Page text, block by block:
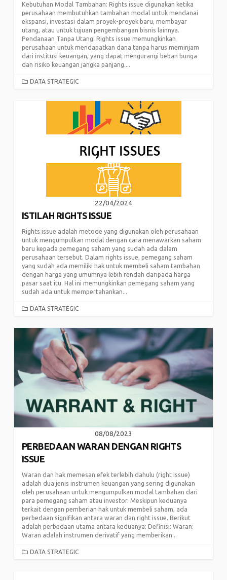
Kebutuhan Modal Tambahan: Rights issue digunakan ketika
perusahaan membutuhkan tambahan modal untuk mendanai
ekspansi, investasi dalam proyek-proyek baru, membayar
utang, atau untuk tujuan pengembangan bisnis lainnya.
Pendanaan Tanpa Utang: Rights issue memungkinkan
perusahaan untuk mendapatkan dana tanpa harus meminjam
dari institusi keuangan, yang dapat mengurangi beban bunga
dan risiko keuangan jangka panjang....
CATEGORIES
DATA STRATEGIC
22/04/2024
ISTILAH RIGHTS ISSUE
Rights issue adalah metode yang digunakan oleh perusahaan
untuk mengumpulkan modal dengan cara menawarkan saham
baru kepada pemegang saham yang sudah ada dalam
perusahaan tersebut. Dalam rights issue, pemegang saham
yang sudah ada memiliki hak untuk membeli saham tambahan
dengan harga yang umumnya lebih rendah daripada harga
pasar saat itu. Hal ini memungkinkan pemegang saham yang
sudah ada untuk mempertahankan...
CATEGORIES
DATA STRATEGIC
08/08/2023
PERBEDAAN WARAN DENGAN RIGHTS
ISSUE
Waran dan hak memesan efek terlebih dahulu (right issue)
adalah dua jenis instrumen keuangan yang sering digunakan
oleh perusahaan untuk mengumpulkan modal tambahan dari
para pemegang saham atau investor. Meskipun keduanya
terkait dengan pemberian hak untuk membeli saham, ada
perbedaan signifikan antara waran dan right issue. Berikut
adalah perbedaan utama antara keduanya: Definisi: Waran:
Waran adalah instrumen derivatif yang memberikan...
CATEGORIES
DATA STRATEGIC